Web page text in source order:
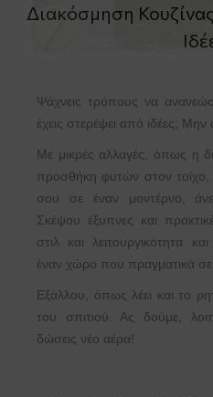
Διακόσμηση
Ψάχνεις τρόπους να
έχεις στερέψει από ιδέες; Μην
Με μικρές αλλαγές, όπως η
προσθήκη φυτών στον τοίχο,
σου σε έναν μοντέρνο,
Σκέψου έξυπνες και
στιλ και λειτουργικότητα
έναν χώρο που πραγματικά σε
Εξάλλου, όπως λέει και το
του σπιτιού. Ας δούμε,
δώσεις νέο αέρα!